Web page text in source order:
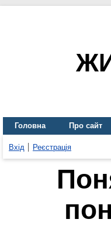
Головна Про сайт
Вхід Реєстрація